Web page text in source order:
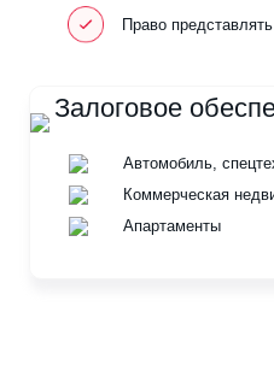
Право
Залоговое
Автомобиль,
Коммерческая
Апартаменты